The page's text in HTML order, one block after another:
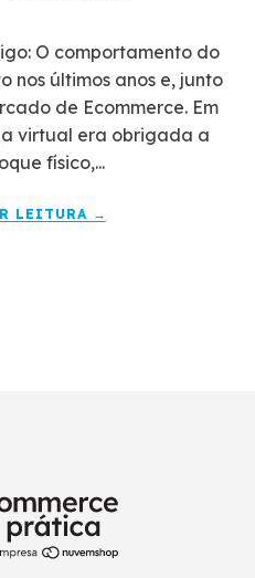
O comportamento do
nos últimos anos e, junto
de Ecommerce. Em
virtual era obrigada a
físico,...
LEITURA →